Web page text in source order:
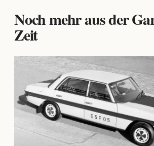
Noch mehr aus der
Zeit